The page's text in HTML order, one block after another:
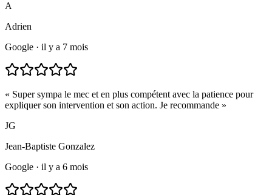
A
Adrien
Google · il y a 7 mois
« Super sympa le mec et en plus compétent avec la patience pour
expliquer son intervention et son action. Je recommande »
JG
Jean-Baptiste Gonzalez
Google · il y a 6 mois